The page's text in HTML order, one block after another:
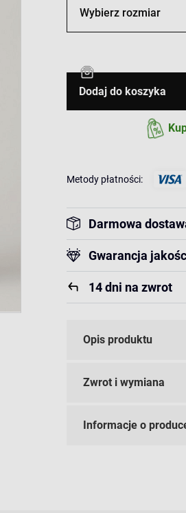
Wybierz rozmiar
Dodaj do koszyka
Metody płatności:
Darmowa
Gwarancja
14 dni na zwrot
Opis produktu
Zwrot i wymiana
Informacje o